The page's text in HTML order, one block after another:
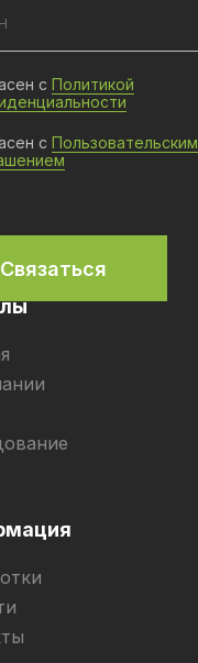
с Политикой
с Пользовательским
Связаться